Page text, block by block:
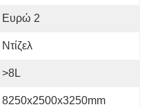
Ευρώ 2
Ντίζελ
>8L
8250x2500x3250mm